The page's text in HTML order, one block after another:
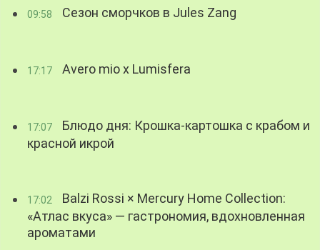
09:58 Сезон сморчков в Jules Zang
17:17 Avero mio x Lumisfera
17:07
Блюдо дня: Крошка-картошка с крабом и
красной икрой
17:02
Balzi Rossi × Mercury Home Collection:
«Атлас вкуса» — гастрономия, вдохновленная
ароматами